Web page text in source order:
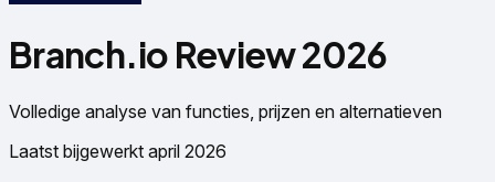
Branch.io Review 2026
Volledige analyse van functies, prijzen en alternatieven
Laatst bijgewerkt april 2026